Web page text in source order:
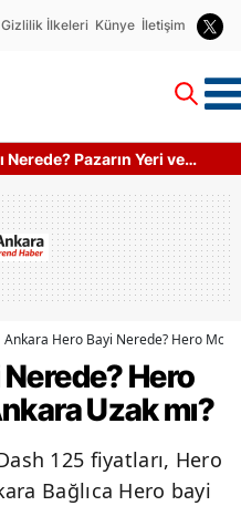
Gizlilik İlkeleri Künye İletişim
22:05
Ankara Bahçe
Ankara Hero Bayi Nerede? Hero
Hero
Uzak mı?
125 fiyatları, Hero
Bağlıca Hero bayi